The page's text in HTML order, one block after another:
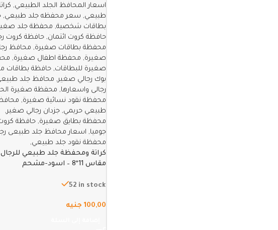
كراتة ومحفظة جلد طبيعي للرجال
مقاس 11*8 – اسود-مشحم
52 in stock
100,00 جنيه